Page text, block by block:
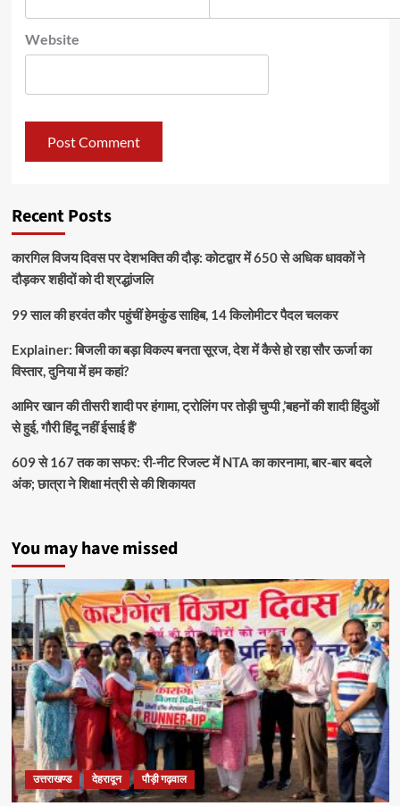
Website
Recent Posts
कारगिल विजय दिवस पर देशभक्ति की दौड़: कोटद्वार में 650 से अधिक धावकों ने
दौड़कर शहीदों को दी श्रद्धांजलि
99 साल की हरवंत कौर पहुंचीं हेमकुंड साहिब, 14 किलोमीटर पैदल चलकर
Explainer: बिजली का बड़ा विकल्प बनता सूरज, देश में कैसे हो रहा सौर ऊर्जा का
विस्तार, दुनिया में हम कहां?
आमिर खान की तीसरी शादी पर हंगामा, ट्रोलिंग पर तोड़ी चुप्पी ,’बहनों की शादी हिंदुओं
से हुई, गौरी हिंदू नहीं ईसाई हैं’
609 से 167 तक का सफर: री-नीट रिजल्ट में NTA का कारनामा, बार-बार बदले
अंक; छात्रा ने शिक्षा मंत्री से की शिकायत
You may have missed
उत्तराखण्ड देहरादून पौड़ी गढ़वाल